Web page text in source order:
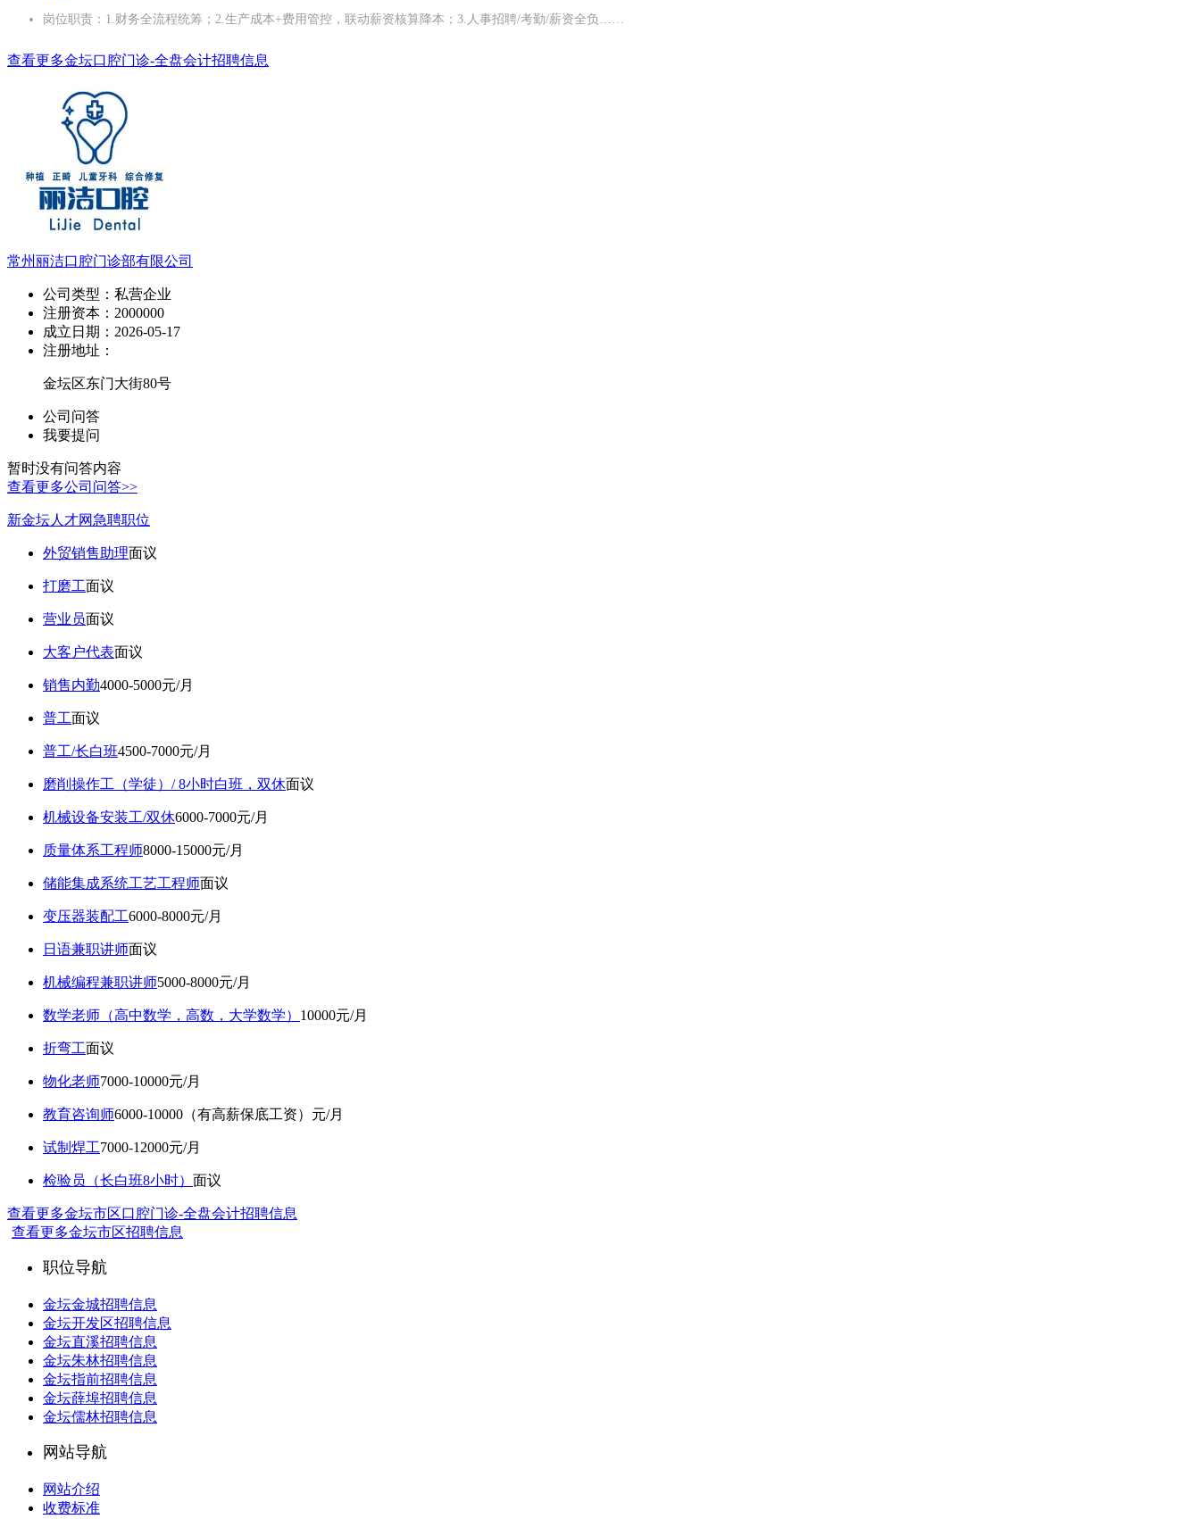
岗位职责：1.财务全流程统筹；2.生产成本+费用管控，联动薪资核算降本；3.人事招聘/考勤/薪资全负……
查看更多金坛口腔门诊-全盘会计招聘信息
常州丽洁口腔门诊部有限公司
公司类型： 私营企业
注册资本： 2000000
成立日期： 2026-05-17
注册地址：
金坛区东门大街80号
公司问答
我要提问
暂时没有问答内容
查看更多公司问答>>
新金坛人才网急聘职位
外贸销售助理面议
打磨工面议
营业员面议
大客户代表面议
销售内勤4000-5000元/月
普工面议
普工/长白班4500-7000元/月
磨削操作工（学徒）/ 8小时白班，双休面议
机械设备安装工/双休6000-7000元/月
质量体系工程师8000-15000元/月
储能集成系统工艺工程师面议
变压器装配工6000-8000元/月
日语兼职讲师面议
机械编程兼职讲师5000-8000元/月
数学老师（高中数学，高数，大学数学） 10000元/月
折弯工面议
物化老师7000-10000元/月
教育咨询师6000-10000（有高薪保底工资）元/月
试制焊工7000-12000元/月
检验员（长白班8小时） 面议
查看更多金坛市区口腔门诊-全盘会计招聘信息
查看更多金坛市区招聘信息
职位导航
金坛金城招聘信息
金坛开发区招聘信息
金坛直溪招聘信息
金坛朱林招聘信息
金坛指前招聘信息
金坛薛埠招聘信息
金坛儒林招聘信息
网站导航
网站介绍
收费标准